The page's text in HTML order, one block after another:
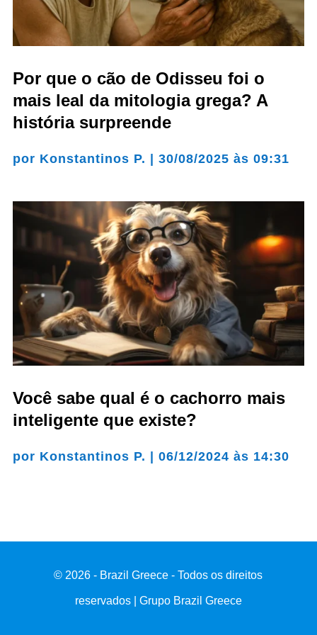
Por que o cão de Odisseu foi o
mais leal da mitologia grega? A
história surpreende
por Konstantinos P. | 30/08/2025 às 09:31
Você sabe qual é o cachorro mais
inteligente que existe?
por Konstantinos P. | 06/12/2024 às 14:30
© 2026 - Brazil Greece - Todos os direitos
reservados | Grupo Brazil Greece